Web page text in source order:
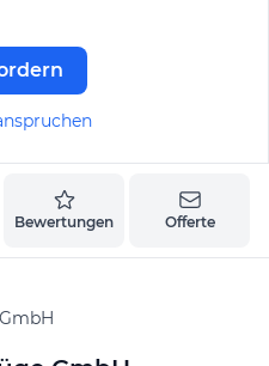
Bewertungen Offerte